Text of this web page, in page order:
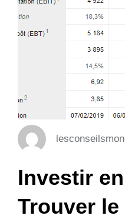
Investir
Trouver